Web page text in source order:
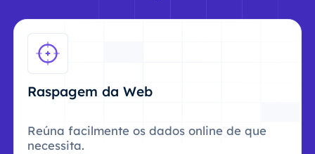
Raspagem da Web
Reúna facilmente os dados online de que
necessita.